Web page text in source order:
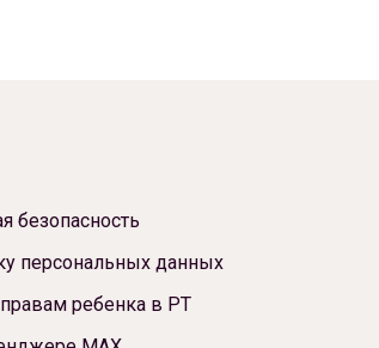
безопасность
персональных данных
ребенка в РТ